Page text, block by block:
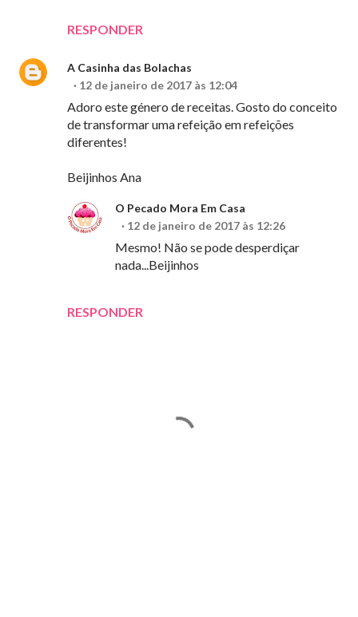
RESPONDER
A Casinha das Bolachas
12 de janeiro de 2017 às 12:04
Adoro este género de receitas. Gosto do conceito
de transformar uma refeição em refeições
diferentes!
Beijinhos Ana
RESPONDER
O Pecado Mora Em Casa
12 de janeiro de 2017 às 12:26
Mesmo! Não se pode desperdiçar
nada...Beijinhos